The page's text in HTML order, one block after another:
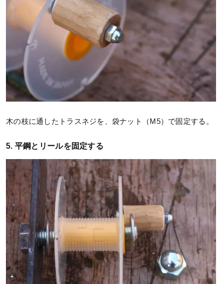
木の枝に通したトラスネジを、袋ナット（M5）で固定する。
5. 平鋼とリールを固定する